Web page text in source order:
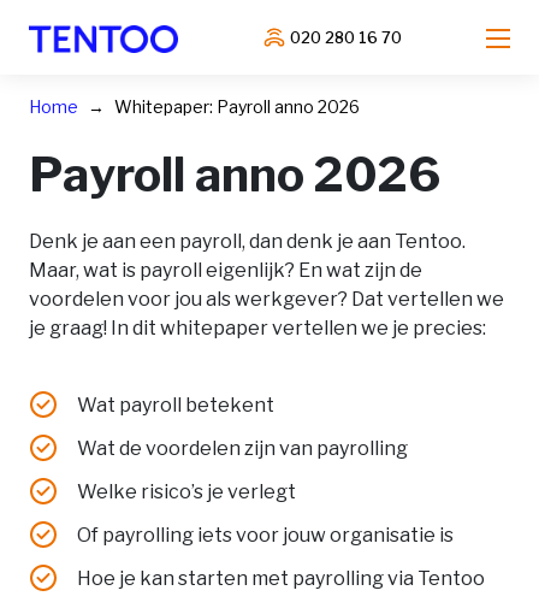
020 280 16 70
Home Whitepaper: Payroll anno 2026
Payroll anno 2026
Denk je aan een payroll, dan denk je aan Tentoo.
Maar, wat is payroll eigenlijk? En wat zijn de
voordelen voor jou als werkgever? Dat vertellen we
je graag! In dit whitepaper vertellen we je precies:
Wat payroll betekent
Wat de voordelen zijn van payrolling
Welke risico’s je verlegt
Of payrolling iets voor jouw organisatie is
Hoe je kan starten met payrolling via Tentoo